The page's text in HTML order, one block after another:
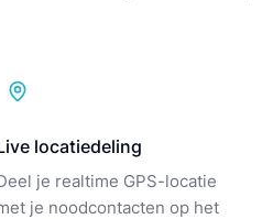
locatiedeling
je realtime GPS-locatie
je noodcontacten op het